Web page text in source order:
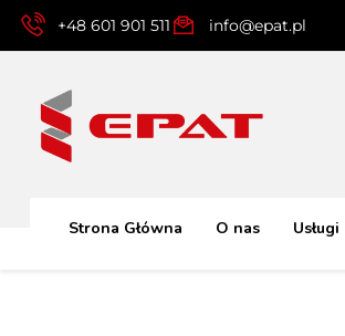
+48 601 901 511 info@epat.pl
Strona Główna O nas Usługi